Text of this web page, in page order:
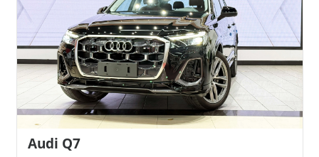
Audi Q7